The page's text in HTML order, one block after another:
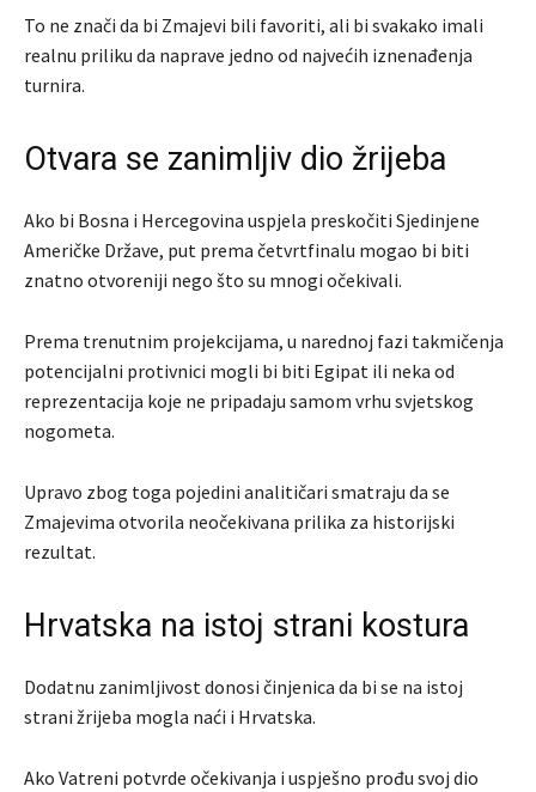
To ne znači da bi Zmajevi bili favoriti, ali bi svakako imali
realnu priliku da naprave jedno od najvećih iznenađenja
turnira.
Otvara se zanimljiv dio žrijeba
Ako bi Bosna i Hercegovina uspjela preskočiti Sjedinjene
Američke Države, put prema četvrtfinalu mogao bi biti
znatno otvoreniji nego što su mnogi očekivali.
Prema trenutnim projekcijama, u narednoj fazi takmičenja
potencijalni protivnici mogli bi biti Egipat ili neka od
reprezentacija koje ne pripadaju samom vrhu svjetskog
nogometa.
Upravo zbog toga pojedini analitičari smatraju da se
Zmajevima otvorila neočekivana prilika za historijski
rezultat.
Hrvatska na istoj strani kostura
Dodatnu zanimljivost donosi činjenica da bi se na istoj
strani žrijeba mogla naći i Hrvatska.
Ako Vatreni potvrde očekivanja i uspješno prođu svoj dio